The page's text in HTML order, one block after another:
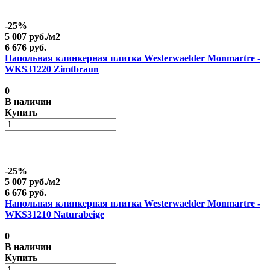
-25%
5 007 руб./м2
6 676 руб.
Напольная клинкерная плитка Westerwaelder Monmartre -
WKS31220 Zimtbraun
0
В наличии
Купить
-25%
5 007 руб./м2
6 676 руб.
Напольная клинкерная плитка Westerwaelder Monmartre -
WKS31210 Naturabeige
0
В наличии
Купить